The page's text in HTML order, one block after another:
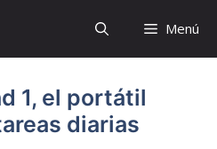
Menú
1, el portátil
diarias